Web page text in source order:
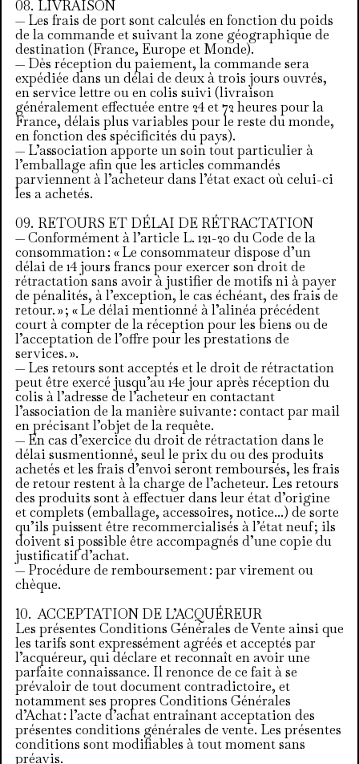
LIVRAISON
— Les frais de port sont calculés en fonction du poids
de la commande et suivant la zone géographique de
destination (France, Europe et Monde).
— Dès réception du paiement, la commande sera
expédiée dans un délai de deux à trois jours ouvrés,
en service lettre ou en colis suivi (livraison
généralement effectuée entre 24 et 72 heures pour la
France, délais plus variables pour le reste du monde,
en fonction des spécificités du pays).
— L’association apporte un soin tout particulier à
l’emballage afin que les articles commandés
parviennent à l’acheteur dans l’état exact où celui-ci
les a achetés.
RETOURS ET DÉLAI DE RÉTRACTATION
— Conformément à l’article L. 121-20 du Code de la
consommation : « Le consommateur dispose d’un
délai de 14 jours francs pour exercer son droit de
rétractation sans avoir à justifier de motifs ni à payer
de pénalités, à l’exception, le cas échéant, des frais de
retour. » ; « Le délai mentionné à l’alinéa précédent
court à compter de la réception pour les biens ou de
l’acceptation de l’offre pour les prestations de
services. ».
— Les retours sont acceptés et le droit de rétractation
peut être exercé jusqu’au 14e jour après réception du
colis à l’adresse de l’acheteur en contactant
l’association de la manière suivante : contact par mail
en précisant l’objet de la requête.
— En cas d’exercice du droit de rétractation dans le
délai susmentionné, seul le prix du ou des produits
achetés et les frais d’envoi seront remboursés, les frais
de retour restent à la charge de l’acheteur. Les retours
des produits sont à effectuer dans leur état d’origine
et complets (emballage, accessoires, notice...) de sorte
qu’ils puissent être recommercialisés à l’état neuf ; ils
doivent si possible être accompagnés d’une copie du
justificatif d’achat.
— Procédure de remboursement : par virement ou
chèque.
ACCEPTATION DE L’ACQUÉREUR
Les présentes Conditions Générales de Vente ainsi que
les tarifs sont expressément agréés et acceptés par
l’acquéreur, qui déclare et reconnaît en avoir une
parfaite connaissance. Il renonce de ce fait à se
prévaloir de tout document contradictoire, et
notamment ses propres Conditions Générales
d’Achat : l’acte d’achat entraînant acceptation des
présentes conditions générales de vente. Les présentes
conditions sont modifiables à tout moment sans
préavis.